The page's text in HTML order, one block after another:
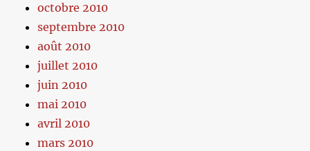
octobre 2010
septembre 2010
août 2010
juillet 2010
juin 2010
mai 2010
avril 2010
mars 2010